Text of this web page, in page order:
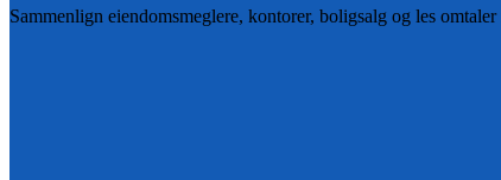
Sammenlign eiendomsmeglere, kontorer, boligsalg og les omtaler